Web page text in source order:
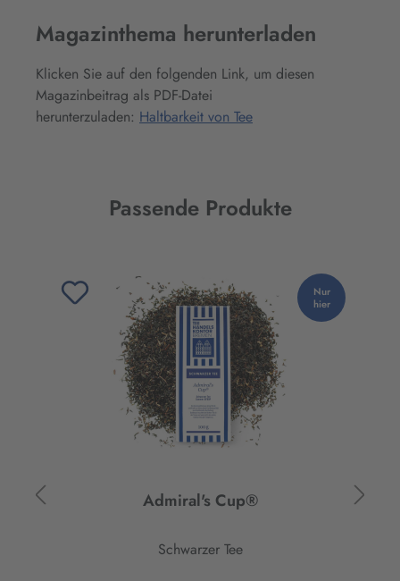
Magazinthema herunterladen
Klicken Sie auf den folgenden Link, um diesen
Magazinbeitrag als PDF-Datei
herunterzuladen: Haltbarkeit von Tee
Passende Produkte
Produktgalerie überspringen
Nur
hier
Admiral's Cup®
Schwarzer Tee